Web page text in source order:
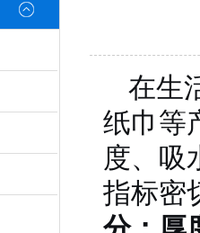
在生
纸巾等
度、吸
指标密